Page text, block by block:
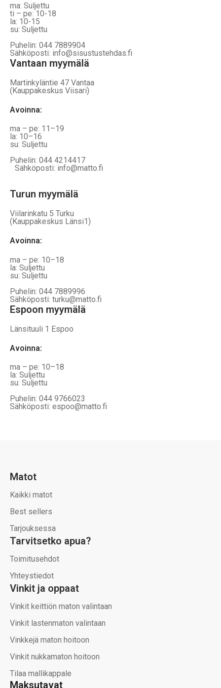
ma: Suljettu
ti – pe: 10-18
la: 10-15
su: Suljettu
Puhelin: 044 7889904
Sähköposti: info@sisustustehdas.fi
Vantaan myymälä
Martinkyläntie 47 Vantaa
(Kauppakeskus Viisari)
Avoinna:
ma – pe: 11–19
la: 10–16
su: Suljettu
Puhelin: 044 4214417
Sähköposti: info@matto.fi
Turun myymälä
Viilarinkatu 5 Turku
(Kauppakeskus Länsi1)
Avoinna:
ma – pe: 10–18
la: Suljettu
su: Suljettu
Puhelin: 044 7889996
Sähköposti: turku@matto.fi
Espoon myymälä
Länsituuli 1 Espoo
Avoinna:
ma – pe: 10–18
la: Suljettu
su: Suljettu
Puhelin: 044 9766023
Sähköposti: espoo@matto.fi
Maksutavat
Matot
Kaikki matot
Best sellers
Tarjouksessa
Tarvitsetko apua?
Toimitusehdot
Yhteystiedot
Vinkit ja oppaat
Vinkit keittiön maton valintaan
Vinkit lastenmaton valintaan
Vinkkejä maton hoitoon
Vinkit nukkamaton hoitoon
Tilaa mallikappale